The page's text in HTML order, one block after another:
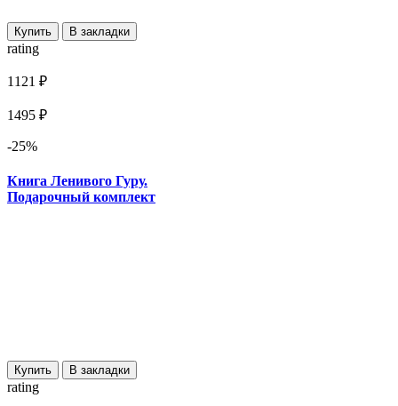
Купить В закладки
rating
1121 ₽
1495 ₽
-25%
Книга Ленивого Гуру.
Подарочный комплект
Купить В закладки
rating